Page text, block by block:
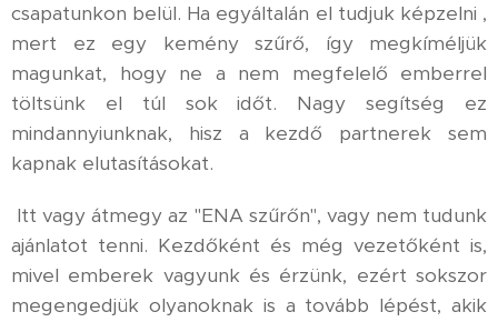
csapatunkon belül. Ha egyáltalán el tudjuk képzelni ,
mert ez egy kemény szűrő, így megkíméljük
magunkat, hogy ne a nem megfelelő emberrel
töltsünk el túl sok időt. Nagy segítség ez
mindannyiunknak, hisz a kezdő partnerek sem
kapnak elutasításokat.
Itt vagy átmegy az "ENA szűrőn", vagy nem tudunk
ajánlatot tenni. Kezdőként és még vezetőként is,
mivel emberek vagyunk és érzünk, ezért sokszor
megengedjük olyanoknak is a tovább lépést, akik